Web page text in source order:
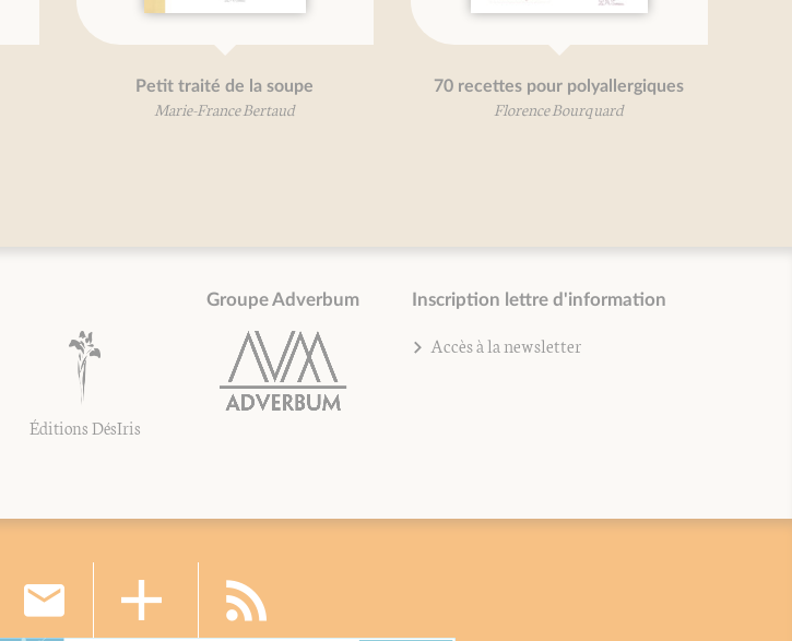
Petit traité de la soupe
Marie-France Bertaud
70 recettes pour polyallergiques
Florence Bourquard
Éditions DésIris
Groupe Adverbum Inscription lettre d'information
Accès à la newsletter